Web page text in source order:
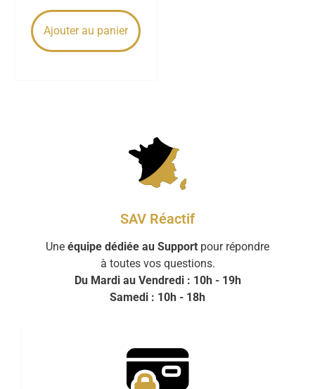
Ajouter au panier
SAV Réactif
Une équipe dédiée au Support pour répondre
à toutes vos questions.
Du Mardi au Vendredi : 10h - 19h
Samedi : 10h - 18h